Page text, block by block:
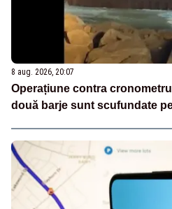
8 aug. 2026, 20:07
Operațiune contra
două barje sunt scufundate